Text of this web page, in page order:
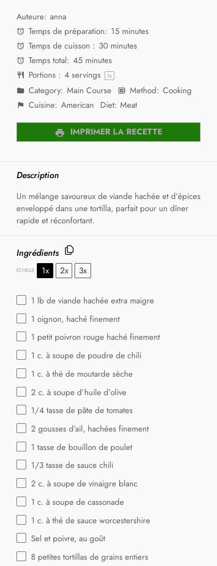
Auteure: anna
Temps de préparation: 15 minutes
Temps de cuisson : 30 minutes
Temps total: 45 minutes
Portions : 4servings 1x
Category: Main Course Method: Cooking
Cuisine: American Diet: Meat
IMPRIMER LA RECETTE
Description
Un mélange savoureux de viande hachée et d’épices
enveloppé dans une tortilla, parfait pour un dîner
rapide et réconfortant.
Ingrédients
ÉCHELLE 1x 2x 3x
1 lb de viande hachée extra maigre
1 oignon, haché finement
1 petit poivron rouge haché finement
1 c. à soupe de poudre de chili
1 c. à thé de moutarde sèche
2 c. à soupe d’huile d’olive
1/4 tasse de pâte de tomates
2 gousses d’ail, hachées finement
1 tasse de bouillon de poulet
1/3 tasse de sauce chili
2 c. à soupe de vinaigre blanc
1 c. à soupe de cassonade
1 c. à thé de sauce worcestershire
Sel et poivre, au goût
8 petites tortillas de grains entiers